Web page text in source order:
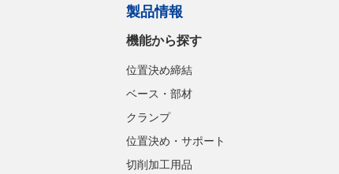
製品情報
機能から探す
位置決め締結
ベース・部材
クランプ
位置決め・サポート
切削加工用品